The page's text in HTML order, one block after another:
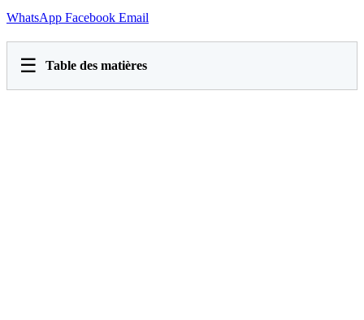
WhatsApp Facebook Email
☰ Table des matières